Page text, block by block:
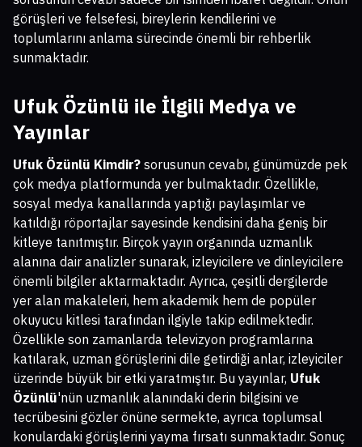
görüşleri ve felsefesi, bireylerin kendilerini ve
toplumlarını anlama sürecinde önemli bir rehberlik
sunmaktadır.
Ufuk Özünlü ile İlgili Medya ve
Yayınlar
Ufuk Özünlü Kimdir? sorusunun cevabı, günümüzde pek
çok medya platformunda yer bulmaktadır. Özellikle,
sosyal medya kanallarında yaptığı paylaşımlar ve
katıldığı röportajlar sayesinde kendisini daha geniş bir
kitleye tanıtmıştır. Birçok yayın organında uzmanlık
alanına dair analizler sunarak, izleyicilere ve dinleyicilere
önemli bilgiler aktarmaktadır. Ayrıca, çeşitli dergilerde
yer alan makaleleri, hem akademik hem de popüler
okuyucu kitlesi tarafından ilgiyle takip edilmektedir.
Özellikle son zamanlarda televizyon programlarına
katılarak, uzman görüşlerini dile getirdiği anlar, izleyiciler
üzerinde büyük bir etki yaratmıştır. Bu yayınlar, Ufuk
Özünlü'nün uzmanlık alanındaki derin bilgisini ve
tecrübesini gözler önüne sermekte, ayrıca toplumsal
konulardaki görüşlerini yayma fırsatı sunmaktadır. Sonuç